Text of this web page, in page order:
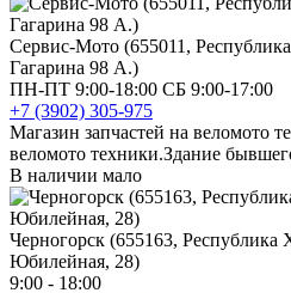
Сервис-Мото (655011,
Гагарина 98 А.)
ПН-ПТ 9:00-18:00 СБ 9:00-17:00
+7 (3902) 305-975
Магазин запчастей на веломото
веломото техники.Здание
В наличии мало
Черногорск (655163, Республика
Юбилейная, 28)
9:00 - 18:00